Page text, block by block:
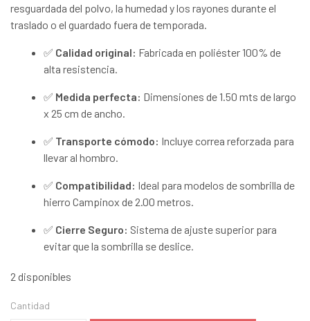
resguardada del polvo, la humedad y los rayones durante el
traslado o el guardado fuera de temporada.
✅ Calidad original: Fabricada en poliéster 100% de
alta resistencia.
✅ Medida perfecta: Dimensiones de 1.50 mts de largo
x 25 cm de ancho.
✅ Transporte cómodo: Incluye correa reforzada para
llevar al hombro.
✅ Compatibilidad: Ideal para modelos de sombrilla de
hierro Campinox de 2.00 metros.
✅ Cierre Seguro: Sistema de ajuste superior para
evitar que la sombrilla se deslice.
2 disponibles
Cantidad